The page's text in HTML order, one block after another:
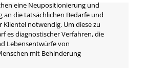
eine Neupositionierung und
an die tatsächlichen Bedarfe und
Klientel notwendig. Um diese zu
es diagnostischer Verfahren, die
Lebensentwürfe von
mit Behinderung